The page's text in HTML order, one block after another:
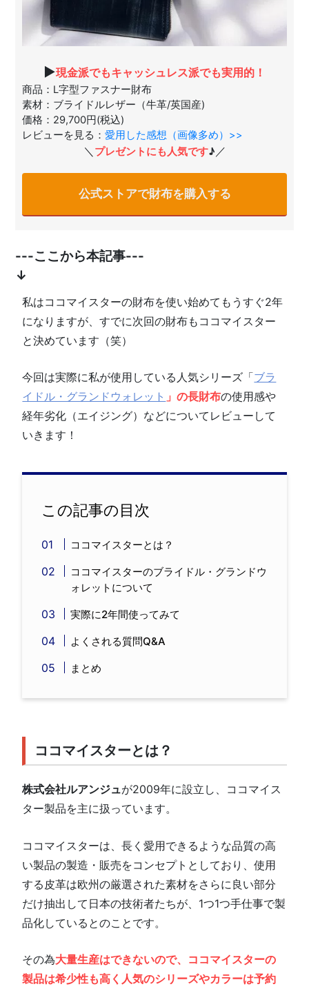
▶現金派でもキャッシュレス派でも実用的！
商品：L字型ファスナー財布
素材：ブライドルレザー（牛革/英国産)
価格：29,700円(税込)
レビューを見る：愛用した感想（画像多め）>>
＼ プレゼントにも人気です♪ ／
公式ストアで財布を購入する
---ここから本記事---
↓
私はココマイスターの財布を使い始めてもうすぐ2年
になりますが、すでに次回の財布もココマイスター
と決めています（笑）
今回は実際に私が使用している人気シリーズ「ブラ
イドル・グランドウォレット 」の長財布の使用感や
経年劣化（エイジング）などについてレビューして
いきます！
この記事の目次
ココマイスターとは？
ココマイスターのブライドル・グランドウ
ォレットについて
実際に2年間使ってみて
よくされる質問Q&A
まとめ
ココマイスターとは？
株式会社ルアンジュが2009年に設立し、ココマイス
ター製品を主に扱っています。
ココマイスターは、長く愛用できるような品質の高
い製品の製造・販売をコンセプトとしており、使用
する皮革は欧州の厳選された素材をさらに良い部分
だけ抽出して日本の技術者たちが、1つ1つ手仕事で製
品化しているとのことです。
その為大量生産はできないので、ココマイスターの
製品は希少性も高く人気のシリーズやカラーは予約